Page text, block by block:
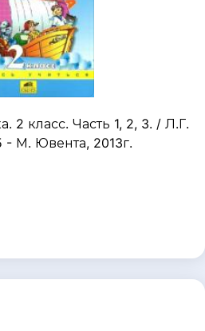
2 класс. Часть 1, 2, 3. / Л.Г.
М. Ювента, 2013г.